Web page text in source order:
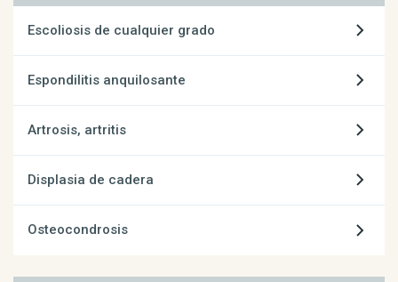
Escoliosis de cualquier grado
Espondilitis anquilosante
Artrosis, artritis
Displasia de cadera
Osteocondrosis